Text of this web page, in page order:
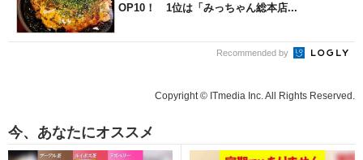
OP10！ 1位は「みっちゃん総本店...
Recommended by
Copyright © ITmedia Inc. All Rights Reserved.
今、あなたにオススメ